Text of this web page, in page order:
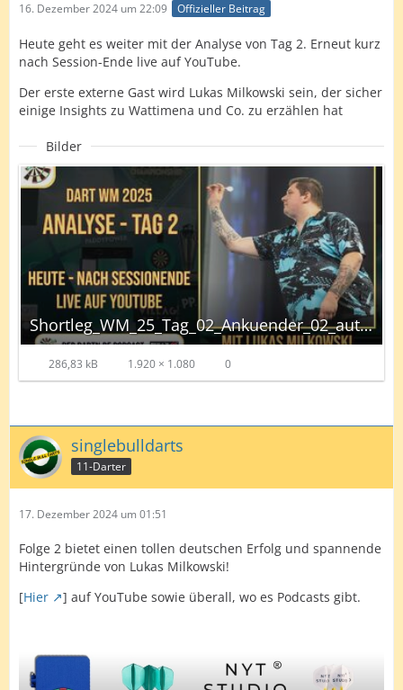
16. Dezember 2024 um 22:09 Offizieller Beitrag
Heute geht es weiter mit der Analyse von Tag 2. Erneut kurz
nach Session-Ende live auf YouTube.
Der erste externe Gast wird Lukas Milkowski sein, der sicher
einige Insights zu Wattimena und Co. zu erzählen hat
Bilder
Shortleg_WM_25_Tag_02_Ankuender_02_autoscaled.jpg
286,83 kB 1.920 × 1.080 0
singlebulldarts
11-Darter
17. Dezember 2024 um 01:51
Folge 2 bietet einen tollen deutschen Erfolg und spannende
Hintergründe von Lukas Milkowski!
[Hier ] auf YouTube sowie überall, wo es Podcasts gibt.